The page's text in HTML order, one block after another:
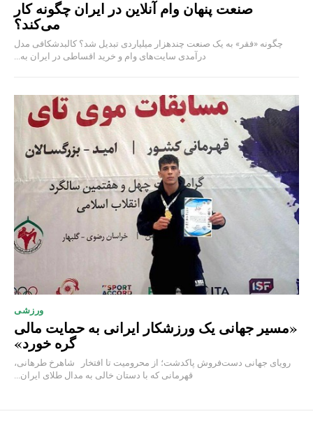
صنعت پنهان وام آنلاین در ایران چگونه کار
می‌کند؟
چگونه «فقر» به یک صنعت چند‌هزار میلیاردی تبدیل شد؟ کالبدشکافی مدل
درآمدی سایت‌های وام و خرید اقساطی در ایران به...
ورزشی
«مسیر جهانی یک ورزشکار ایرانی به حمایت مالی
گره خورد»
رویای جهانی دست‌فروش پاکدشت؛ از محرومیت تا افتخار شاهرخ طرهانی،
قهرمانی که با دستان خالی به مدال طلای ایران...